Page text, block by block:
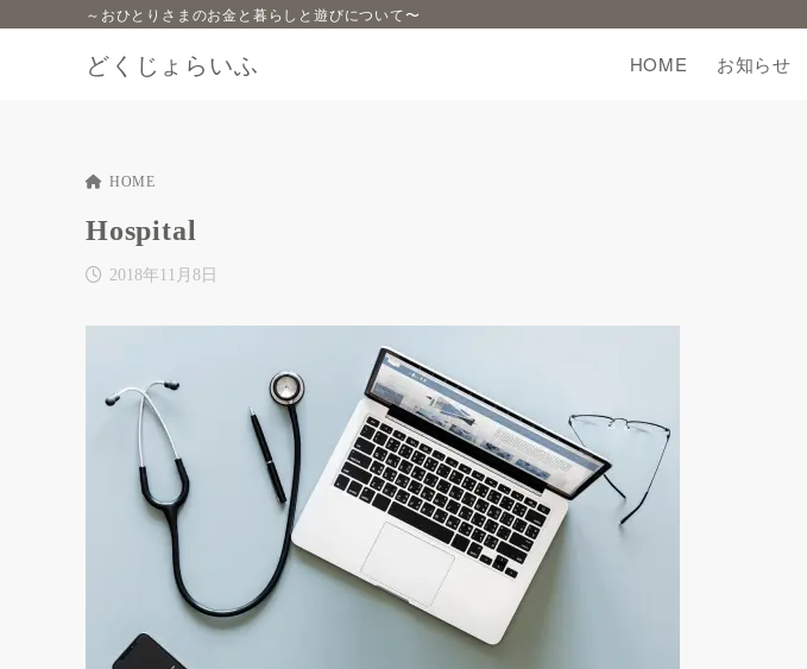
どくじょらいふ
～おひとりさまのお金と暮らしと遊びについて〜
HOME お知らせ
HOME
Hospital
2018年11月8日